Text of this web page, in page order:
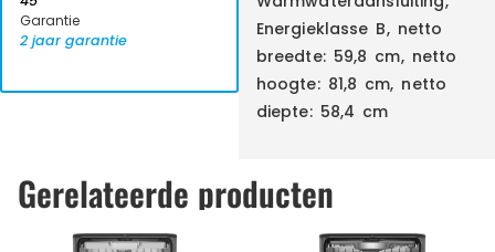
Garantie
2 jaar garantie
Energieklasse B, netto
breedte: 59,8 cm, netto
hoogte: 81,8 cm, netto
diepte: 58,4 cm
Gerelateerde producten